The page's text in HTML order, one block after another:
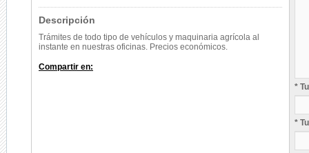
Descripción
Trámites de todo tipo de vehículos y maquinaria agrícola al
instante en nuestras oficinas. Precios económicos.
Compartir en:
*
*